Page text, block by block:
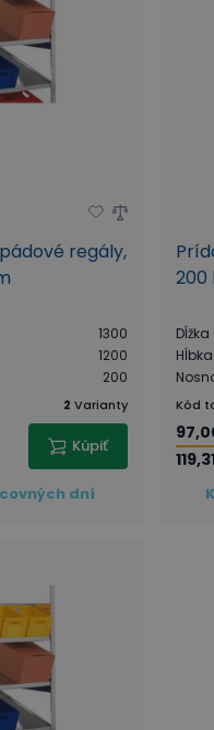
regály,
1300
1200
200
2 Varianty
Kúpiť
dní
200
Kód